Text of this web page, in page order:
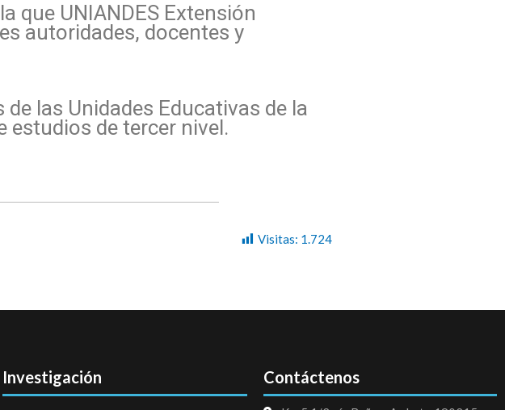
que UNIANDES Extensión
autoridades, docentes y
las Unidades Educativas de la
estudios de tercer nivel.
Visitas: 1.724
Investigación Contáctenos